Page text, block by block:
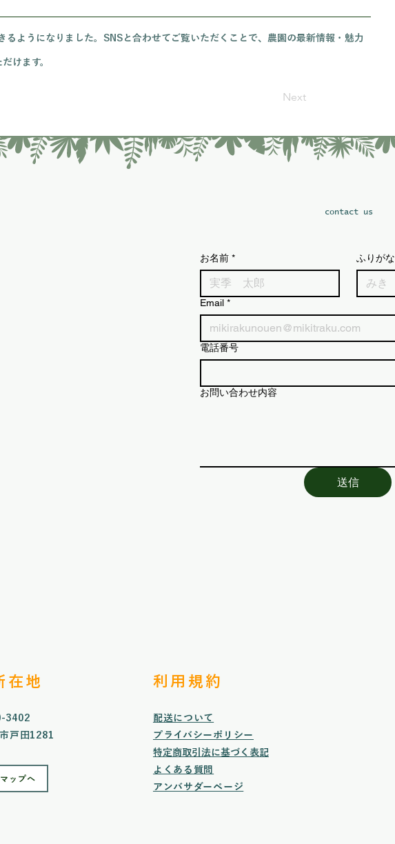
るようになりました。SNSと合わせてご覧いただくことで、農園の最新情報・魅力
けます。
Next
​contact us
お名前 * ふりがな
Email *
電話番号
お問い合わせ内容
送信
在地
3402
戸田1281
ップへ
利用規約
配送について
プライバシーポリシー
特定商取引法に基づく表記
よくある質問
​​アンバサダーページ